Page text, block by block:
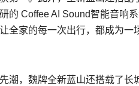
的 Coffee AI Sound智能音响
全家的每一次出行，都成为一
潮，魏牌全新蓝山还搭载了